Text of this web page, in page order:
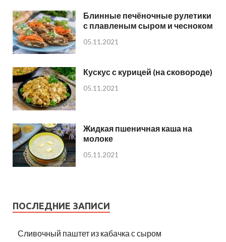
Блинные печёночные рулетики
с плавленым сыром и чесноком
05.11.2021
Кускус с курицей (на сковороде)
05.11.2021
Жидкая пшеничная каша на
молоке
05.11.2021
ПОСЛЕДНИЕ ЗАПИСИ
Сливочный паштет из кабачка с сыром